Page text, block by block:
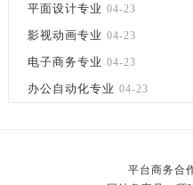
平面设计专业 04-23
影视动画专业 04-23
电子商务专业 04-23
办公自动化专业 04-23
平台商务合